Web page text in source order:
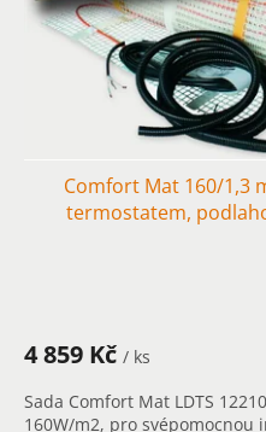
Comfort Mat 160/1,3
termostatem,
4 859 Kč / ks
Sada Comfort Mat LDTS
160W/m2, pro